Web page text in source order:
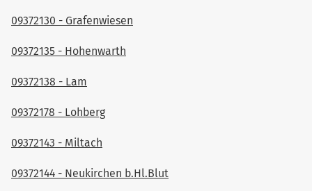
09372130 - Grafenwiesen
09372135 - Hohenwarth
09372138 - Lam
09372178 - Lohberg
09372143 - Miltach
09372144 - Neukirchen b.Hl.Blut